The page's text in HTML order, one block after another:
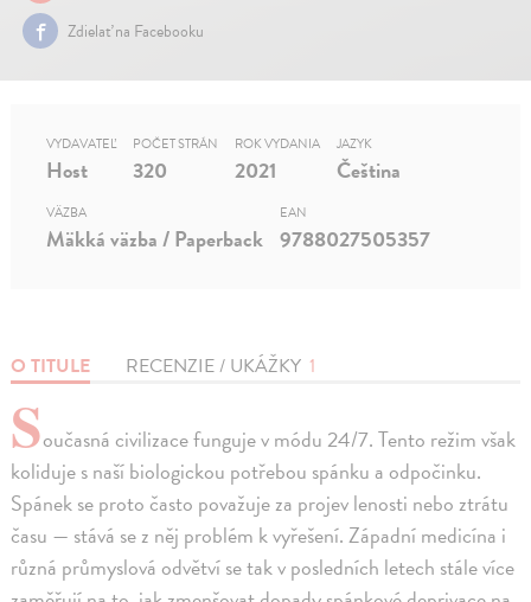
Zdielať na Facebooku
O TITULE RECENZIE / UKÁŽKY 1
Současná civilizace funguje v módu 24/7. Tento režim však
koliduje s naší biologickou potřebou spánku a odpočinku.
Spánek se proto často považuje za projev lenosti nebo ztrátu
času — stává se z něj problém k vyřešení. Západní medicína i
různá průmyslová odvětví se tak v posledních letech stále více
VYDAVATEĽ
Host
POČET STRÁN
320
ROK VYDANIA
2021
JAZYK
Čeština
VÄZBA
Mäkká väzba / Paperback
EAN
9788027505357